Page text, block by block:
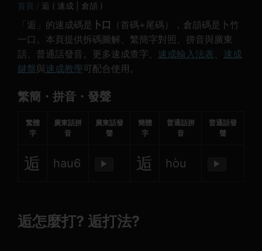
首頁 逅 ( 速成 | 倉頡 )
「逅」的速成碼是 卜口 （首碼+尾碼），倉頡碼是卜竹
一口。本頁提供拆碼圖解、繁簡字對照、拼音與廣東
話、普通話發音。更多速成查字、 速成輸入法表、 速成
鍵盤與速成教學可配合使用。
繁簡・拼音・發聲
繁體
字
廣東話拼
音
廣東話發
聲
簡體
字
普通話拼
音
普通話發
聲
逅 hau6 ▶ 逅 hòu ▶
逅怎麼打? 逅打法?